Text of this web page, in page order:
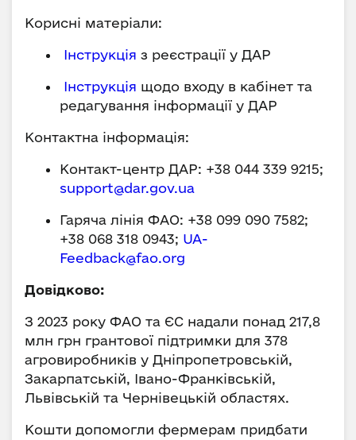
Корисні матеріали:
Інструкція з реєстрації у ДАР
Інструкція щодо входу в кабінет та
редагування інформації у ДАР
Контактна інформація:
Контакт-центр ДАР: +38 044 339 9215;
support@dar.gov.ua
Гаряча лінія ФАО: +38 099 090 7582;
+38 068 318 0943; UA-
Feedback@fao.org
Довідково:
З 2023 року ФАО та ЄС надали понад 217,8
млн грн грантової підтримки для 378
агровиробників у Дніпропетровській,
Закарпатській, Івано-Франківській,
Львівській та Чернівецькій областях.
Кошти допомогли фермерам придбати